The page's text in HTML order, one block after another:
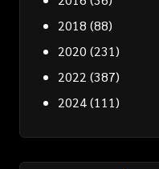
2018 (88)
2020 (231)
2022 (387)
2024(111)